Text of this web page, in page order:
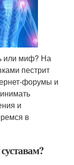
или миф? На
пестрит
форумы и
и
в